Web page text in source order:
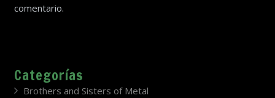
comentario.
Categorías
Brothers and Sisters of Metal